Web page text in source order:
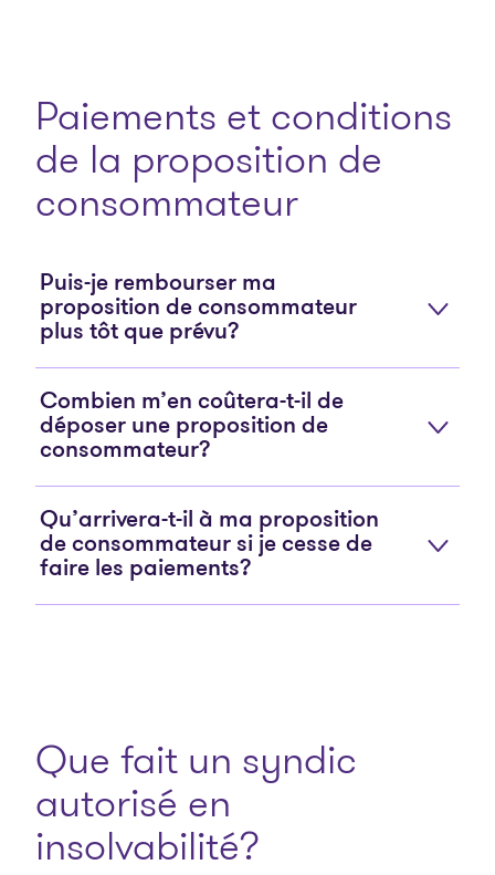
Paiements et conditions
de la proposition de
consommateur
Puis-je rembourser ma
proposition de consommateur
plus tôt que prévu?
Combien m’en coûtera-t-il de
déposer une proposition de
consommateur?
Qu’arrivera-t-il à ma proposition
de consommateur si je cesse de
faire les paiements?
Que fait un syndic
autorisé en
insolvabilité?